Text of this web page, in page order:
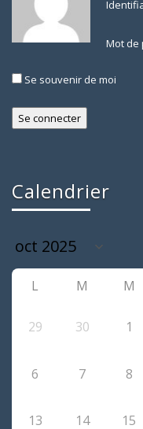
Mot de
Se souvenir de moi
Calendrier
L M M
29 30 1
6 7 8
13 14 15